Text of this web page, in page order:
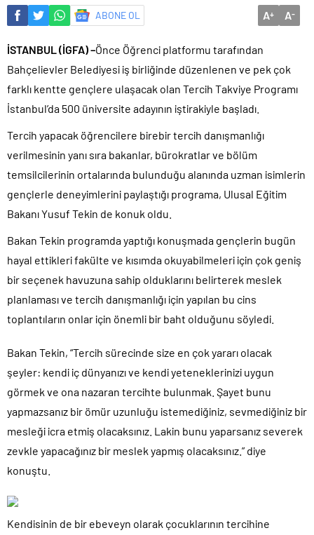
ABONE OL A+ A-
İSTANBUL (İGFA) –Önce Öğrenci platformu tarafından
Bahçelievler Belediyesi iş birliğinde düzenlenen ve pek çok
farklı kentte gençlere ulaşacak olan Tercih Takviye Programı
İstanbul’da 500 üniversite adayının iştirakiyle başladı.
Tercih yapacak öğrencilere birebir tercih danışmanlığı
verilmesinin yanı sıra bakanlar, bürokratlar ve bölüm
temsilcilerinin ortalarında bulunduğu alanında uzman isimlerin
gençlerle deneyimlerini paylaştığı programa, Ulusal Eğitim
Bakanı Yusuf Tekin de konuk oldu.
Bakan Tekin programda yaptığı konuşmada gençlerin bugün
hayal ettikleri fakülte ve kısımda okuyabilmeleri için çok geniş
bir seçenek havuzuna sahip olduklarını belirterek meslek
planlaması ve tercih danışmanlığı için yapılan bu cins
toplantıların onlar için önemli bir baht olduğunu söyledi.
Bakan Tekin, “Tercih sürecinde size en çok yararı olacak
şeyler: kendi iç dünyanızı ve kendi yeteneklerinizi uygun
görmek ve ona nazaran tercihte bulunmak. Şayet bunu
yapmazsanız bir ömür uzunluğu istemediğiniz, sevmediğiniz bir
mesleği icra etmiş olacaksınız. Lakin bunu yaparsanız severek
zevkle yapacağınız bir meslek yapmış olacaksınız.” diye
konuştu.
Kendisinin de bir ebeveyn olarak çocuklarının tercihine